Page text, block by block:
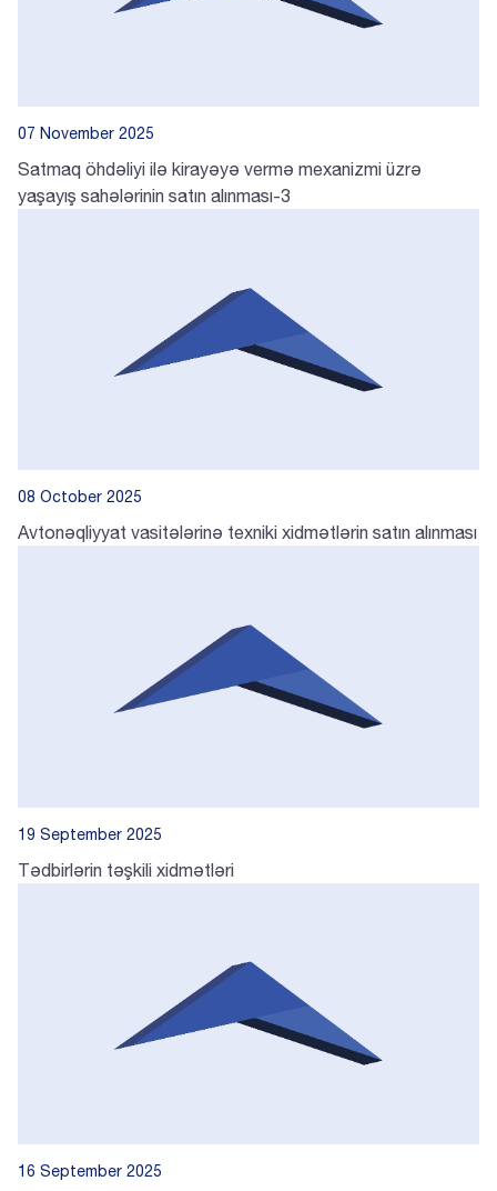
07 November 2025
Satmaq öhdəliyi ilə kirayəyə vermə mexanizmi üzrə
yaşayış sahələrinin satın alınması-3
08 October 2025
Avtonəqliyyat vasitələrinə texniki xidmətlərin satın alınması
19 September 2025
Tədbirlərin təşkili xidmətləri
16 September 2025